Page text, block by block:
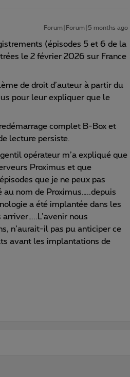
Forum|Forum|5 months ago
(épisodes 5 et 6 de la
le 2 février 2026 sur France
de droit d’auteur à partir du
pour leur expliquer que le
complet B-Box et
lecture persiste.
opérateur m’a expliqué que
Proximus et que
que je ne peux pas
au nom de Proximus…..depuis
a été implantée dans les
nous
n’aurait-il pas pu anticiper ce
avant les implantations de